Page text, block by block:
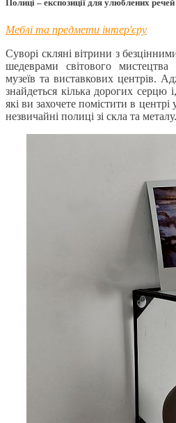
Полиці – експозиції для улюблених речей
Меблі та предмети інтер'єру
Суворі скляні вітрини з
шедеврами світового
музеїв та виставкових центрів.
знайдеться кілька дорогих серцю
які ви захочете помістити в
незвичайні полиці зі скла та металу.